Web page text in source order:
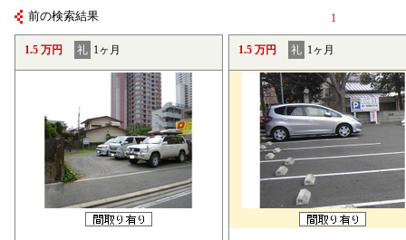
前の検索結果 1
1.5 万円 礼 1ヶ月 1.5 万円 礼 1ヶ月